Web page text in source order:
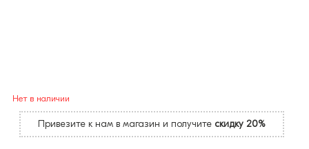
Нет в наличии
Привезите к нам в магазин и получите скидку 20%